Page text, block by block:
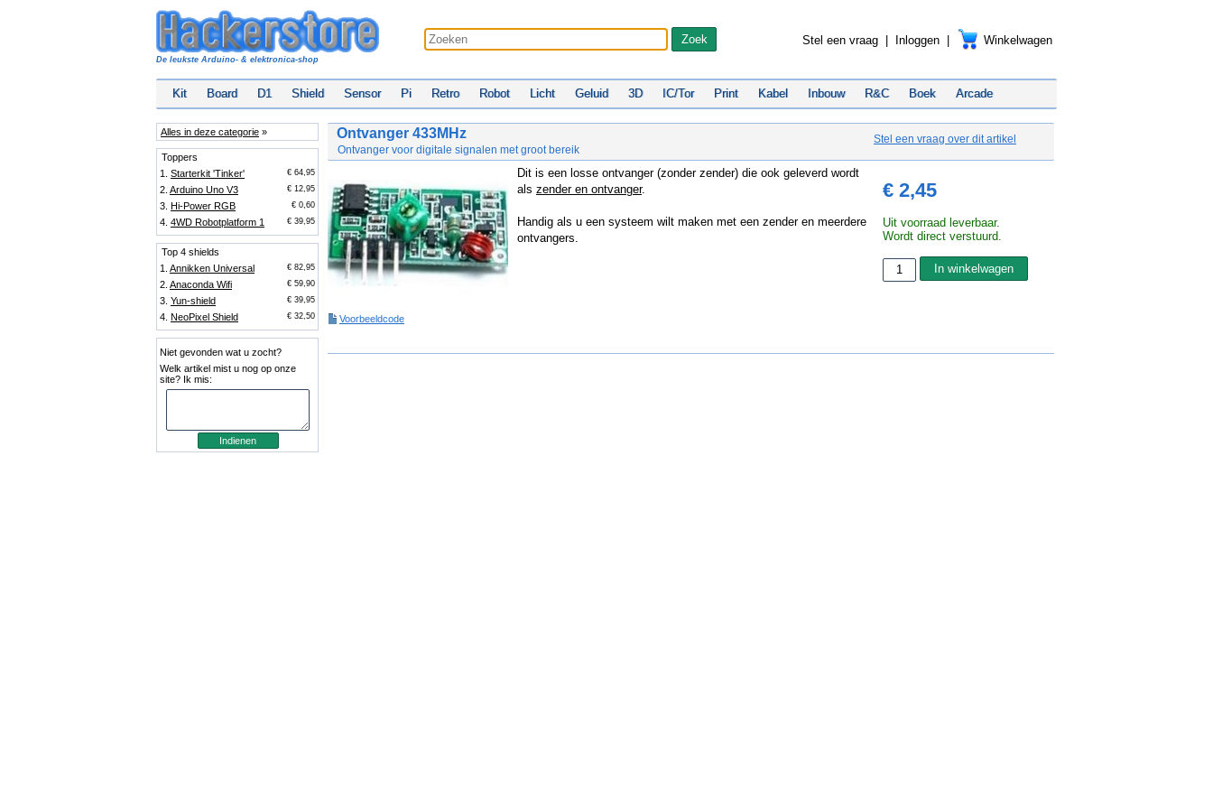
De leukste Arduino- & elektronica-shop
Stel een vraag Inloggen Winkelwagen
Kit Board D1 Shield Sensor Pi Retro Robot Licht Geluid 3D IC/Tor Print Kabel Inbouw R&C Boek Arcade
Alles in deze categorie »
Toppers
1. Starterkit 'Tinker' € 64,95
2. Arduino Uno V3 € 12,95
3. Hi-Power RGB € 0,60
4. 4WD Robotplatform 1 € 39,95
Top 4 shields
1. Annikken Universal € 82,95
2. Anaconda Wifi € 59,90
3. Yun-shield € 39,95
4. NeoPixel Shield € 32,50
Niet gevonden wat u zocht?
Welk artikel mist u nog op onze
site? Ik mis:
Ontvanger 433MHz
Ontvanger voor digitale signalen met groot bereik
Stel een vraag over dit artikel
Voorbeeldcode
Dit is een losse ontvanger (zonder zender) die ook geleverd wordt
als zender en ontvanger.
Handig als u een systeem wilt maken met een zender en meerdere
ontvangers.
€ 2,45
Uit voorraad leverbaar.
Wordt direct verstuurd.